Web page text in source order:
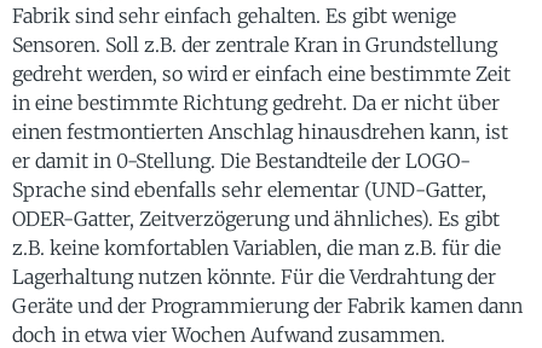
Fabrik sind sehr einfach gehalten. Es gibt wenige
Sensoren. Soll z.B. der zentrale Kran in Grundstellung
gedreht werden, so wird er einfach eine bestimmte Zeit
in eine bestimmte Richtung gedreht. Da er nicht über
einen festmontierten Anschlag hinausdrehen kann, ist
er damit in 0-Stellung. Die Bestandteile der LOGO-
Sprache sind ebenfalls sehr elementar (UND-Gatter,
ODER-Gatter, Zeitverzögerung und ähnliches). Es gibt
z.B. keine komfortablen Variablen, die man z.B. für die
Lagerhaltung nutzen könnte. Für die Verdrahtung der
Geräte und der Programmierung der Fabrik kamen dann
doch in etwa vier Wochen Aufwand zusammen.